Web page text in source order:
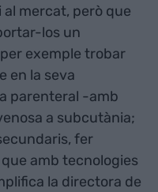
mercat, però que
los un
exemple trobar
en la seva
parenteral -amb
a subcutània;
fer
amb tecnologies
la directora de